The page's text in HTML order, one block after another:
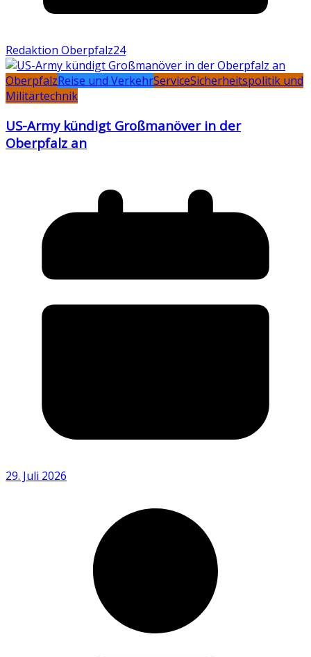
Redaktion Oberpfalz24
OberpfalzReise und VerkehrServiceSicherheitspolitik und
Militärtechnik
US-Army kündigt Großmanöver in der
Oberpfalz an
29. Juli 2026